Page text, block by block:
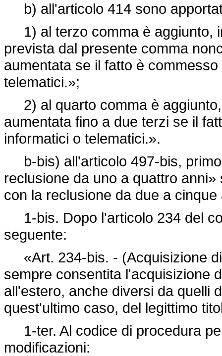
b) all'articolo 414 sono
1) al terzo comma è aggiunto,
prevista dal presente comma
aumentata se il fatto è
telematici.»;
2) al quarto comma è
aumentata fino a due terzi se il
informatici o telematici.».
b-bis) all'articolo 497-bis,
reclusione da uno a quattro
con la reclusione da due a
1-bis. Dopo l'articolo 234 del
seguente:
«Art. 234-bis. - (Acquisizione
sempre consentita l'acquisizione
all'estero, anche diversi da quelli
quest'ultimo caso, del legittimo
1-ter. Al codice di procedura
modificazioni: